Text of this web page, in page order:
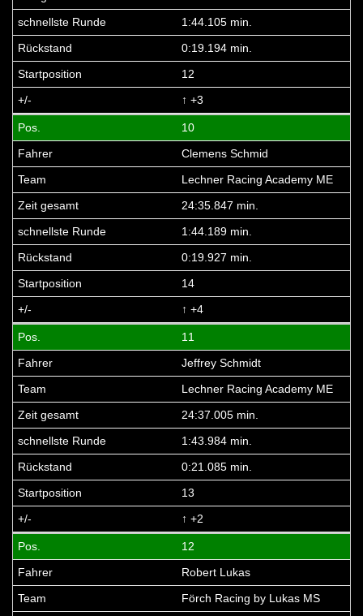
1:44.105 min.
0:19.194 min.
12
↑ +3
10
Clemens Schmid
Lechner Racing Academy ME
24:35.847 min.
1:44.189 min.
0:19.927 min.
14
↑ +4
11
Jeffrey Schmidt
Lechner Racing Academy ME
24:37.005 min.
1:43.984 min.
0:21.085 min.
13
↑ +2
12
Robert Lukas
Förch Racing by Lukas MS